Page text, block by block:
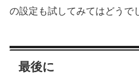
の設定も試してみてはどうで
最後に